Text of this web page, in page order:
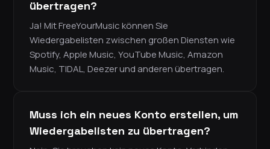
übertragen?
Ja! Mit FreeYourMusic können Sie
Wiedergabelisten zwischen großen Diensten wie
Spotify, Apple Music, YouTube Music, Amazon
Music, TIDAL, Deezer und anderen übertragen.
Muss ich ein neues Konto erstellen, um
Wiedergabelisten zu übertragen?